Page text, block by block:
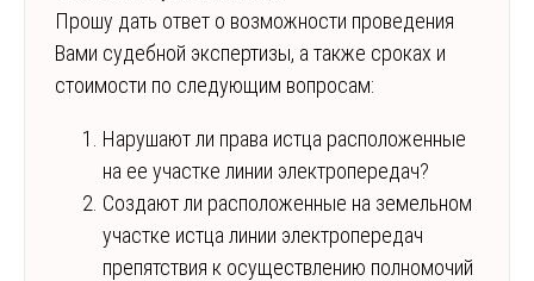
Прошу дать ответ о возможности проведения
Вами судебной экспертизы, а также сроках и
стоимости по следующим вопросам:
Нарушают ли права истца расположенные
на ее участке линии электропередач?
Создают ли расположенные на земельном
участке истца линии электропередач
препятствия к осуществлению полномочий